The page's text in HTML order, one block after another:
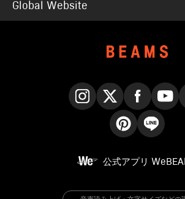
Global Website
公式アプリ